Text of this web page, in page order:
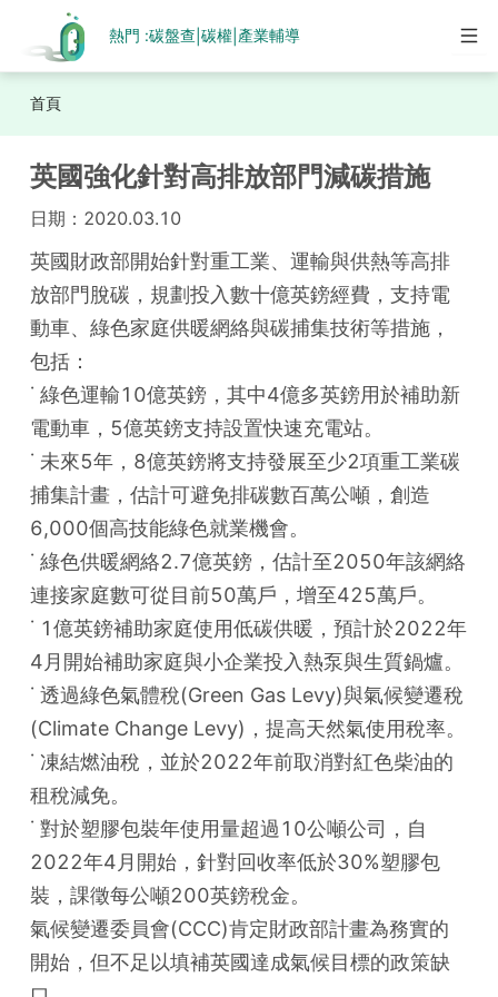
熱門 :碳盤查 碳權| 產業輔導
首頁
英國強化針對高排放部門減碳措施
日期： 2020.03.10
英國財政部開始針對重工業、運輸與供熱等高排
放部門脫碳，規劃投入數十億英鎊經費，支持電
動車、綠色家庭供暖網絡與碳捕集技術等措施，
包括：
˙ 綠色運輸10億英鎊，其中4億多英鎊用於補助新
電動車，5億英鎊支持設置快速充電站。
˙ 未來5年，8億英鎊將支持發展至少2項重工業碳
捕集計畫，估計可避免排碳數百萬公噸，創造
6,000個高技能綠色就業機會。
˙ 綠色供暖網絡2.7億英鎊，估計至2050年該網絡
連接家庭數可從目前50萬戶，增至425萬戶。
˙ 1億英鎊補助家庭使用低碳供暖，預計於2022年
4月開始補助家庭與小企業投入熱泵與生質鍋爐。
˙ 透過綠色氣體稅(Green Gas Levy)與氣候變遷稅
(Climate Change Levy)，提高天然氣使用稅率。
˙ 凍結燃油稅，並於2022年前取消對紅色柴油的
租稅減免。
˙ 對於塑膠包裝年使用量超過10公噸公司，自
2022年4月開始，針對回收率低於30%塑膠包
裝，課徵每公噸200英鎊稅金。
氣候變遷委員會(CCC)肯定財政部計畫為務實的
開始，但不足以填補英國達成氣候目標的政策缺